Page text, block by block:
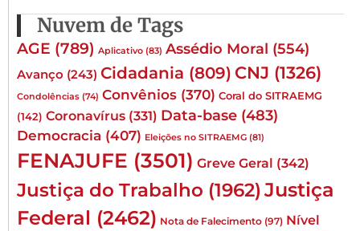
Nuvem de Tags
AGE (789) Aplicativo (83) Assédio Moral (554)
Avanço (243) Cidadania (809) CNJ (1326)
Condolências (74) Convênios (370) Coral do SITRAEMG
(142) Coronavírus (331) Data-base (483)
Democracia (407) Eleições no SITRAEMG (81)
FENAJUFE (3501) Greve Geral (342)
Justiça do Trabalho (1962) Justiça
Federal (2462) Nota de Falecimento (97) Nível